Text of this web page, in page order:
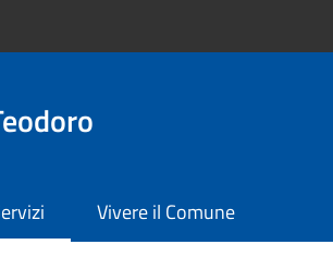
Vivere il Comune